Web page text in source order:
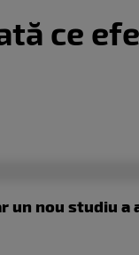
ce
un nou studiu a